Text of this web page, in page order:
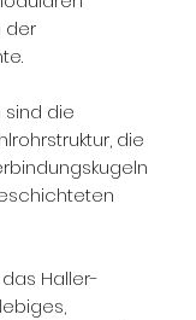
der
sind die
die
Haller-